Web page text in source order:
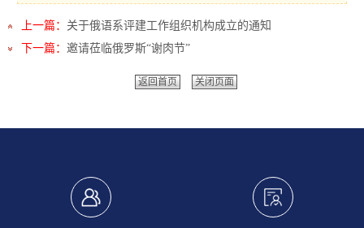
上一篇： 关于俄语系评建工作组织机构成立的通知
下一篇： 邀请莅临俄罗斯“谢肉节”
返回首页 关闭页面